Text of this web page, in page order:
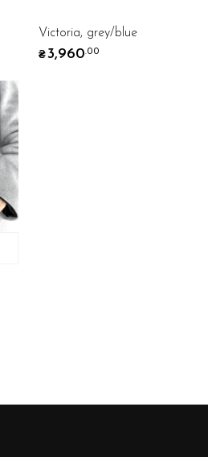
Victoria, grey/blue
₴ 3,960.00